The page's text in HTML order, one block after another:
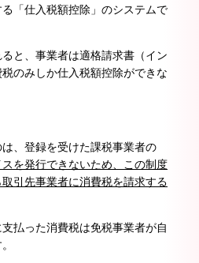
「仕入税額控除」のシステムで
と、事業者は適格請求書（イン
のみしか仕入税額控除ができな
、登録を受けた課税事業者の
を発行できないため、この制度
引先事業者に消費税を請求する
払った消費税は免税事業者が自